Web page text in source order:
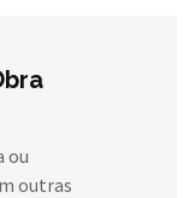
ou
outras